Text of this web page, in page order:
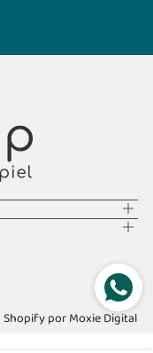
Shopify porMoxie Digital